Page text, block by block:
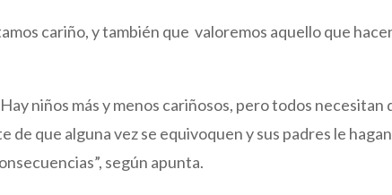
cariño, y también que valoremos aquello que
niños más y menos cariñosos, pero todos necesitan
que alguna vez se equivoquen y sus padres le hagan
según apunta.